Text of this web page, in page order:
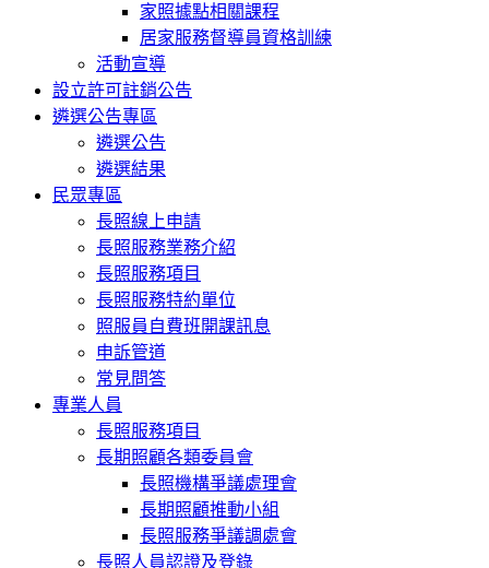
家照據點相關課程
居家服務督導員資格訓練
活動宣導
設立許可註銷公告
遴選公告專區
遴選公告
遴選結果
民眾專區
長照線上申請
長照服務業務介紹
長照服務項目
長照服務特約單位
照服員自費班開課訊息
申訴管道
常見問答
專業人員
長照服務項目
長期照顧各類委員會
長照機構爭議處理會
長期照顧推動小組
長照服務爭議調處會
長照人員認證及登錄